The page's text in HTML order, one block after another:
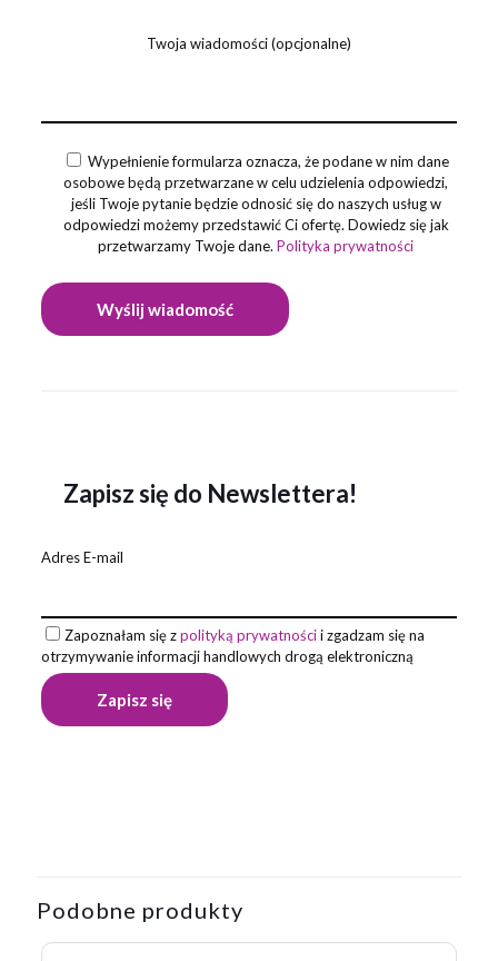
Twoja wiadomości (opcjonalne)
Wypełnienie formularza oznacza, że podane w nim dane
osobowe będą przetwarzane w celu udzielenia odpowiedzi,
jeśli Twoje pytanie będzie odnosić się do naszych usług w
odpowiedzi możemy przedstawić Ci ofertę. Dowiedz się jak
przetwarzamy Twoje dane.Polityka prywatności
Zapisz się do Newslettera!
Adres E-mail
Zapoznałam się zpolityką prywatnościi zgadzam się na
otrzymywanie informacji handlowych drogą elektroniczną
piśmienniczy ILLINOIS”
Twój adres email nie zostanie opublikowany. Wymagane pola
Podobne produkty